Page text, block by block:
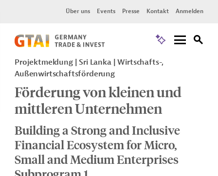
Über uns Events Presse Kontakt Anmelden
Projektmeldung Sri Lanka
Wirtschafts-,
Außenwirtschaftsförderung
Förderung von kleinen und
mittleren Unternehmen
Building a Strong and Inclusive
Financial Ecosystem for Micro,
Small and Medium Enterprises